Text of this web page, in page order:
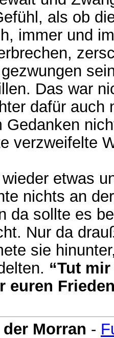
als ob
immer und
Das war
dafür auch
Gedanken
verzweifelte
etwas
nichts an
da sollte es
Nur da
sie
“Tut
euren
der Morran -